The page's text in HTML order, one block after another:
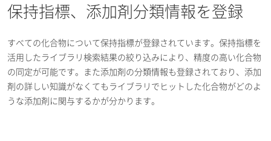
保持指標、添加剤分類情報を登録
すべての化合物について保持指標が登録されています。保持指標を
活用したライブラリ検索結果の絞り込みにより、精度の高い化合物
の同定が可能です。また添加剤の分類情報も登録されており、添加
剤の詳しい知識がなくてもライブラリでヒットした化合物がどのよ
うな添加剤に関与するかが分かります。